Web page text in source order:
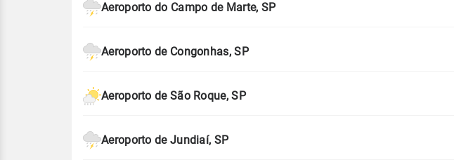
Aeroporto do Campo de Marte, SP
Aeroporto de Congonhas, SP
Aeroporto de São Roque, SP
Aeroporto de Jundiaí, SP